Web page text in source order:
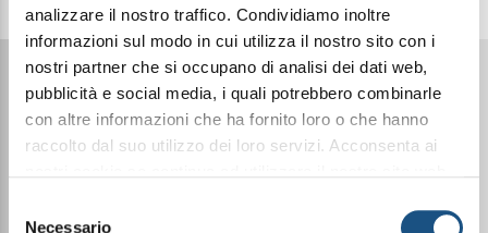
analizzare il nostro traffico. Condividiamo inoltre
informazioni sul modo in cui utilizza il nostro sito con i
nostri partner che si occupano di analisi dei dati web,
pubblicità e social media, i quali potrebbero combinarle
con altre informazioni che ha fornito loro o che hanno
raccolto dal suo utilizzo dei loro servizi. Acconsenta ai
Necessario
La nostra missione: il
benessere come stile di vita